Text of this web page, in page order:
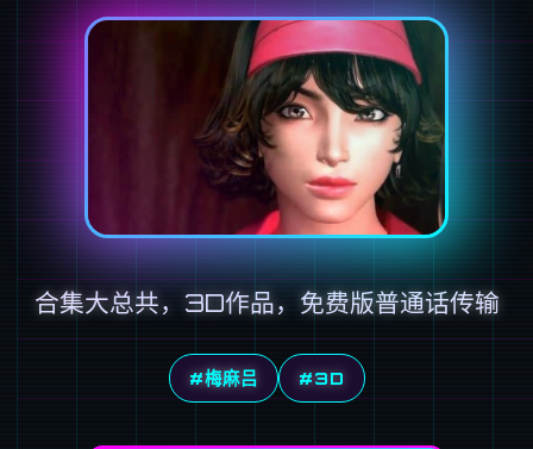
合集大总共，3D作品，免费版普通话传输
#梅麻吕 #3D